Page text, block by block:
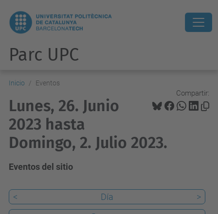
Parc UPC
Inicio Eventos
Compartir:
Lunes, 26. Junio
2023 hasta
Domingo, 2. Julio 2023.
Eventos del sitio
< Día
>